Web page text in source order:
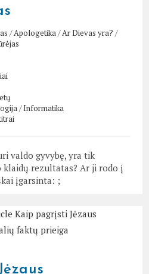
/Apologetika/Ar Dievas yra? /
/Informatika
valdo gyvybę, yra tik
klaidų rezultatas? Ar ji rodo į
įgarsinta: ;